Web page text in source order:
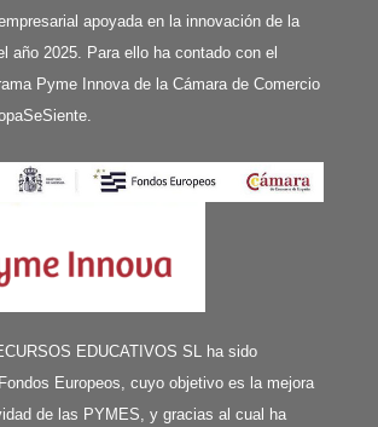
apoyada en la innovación de la
año 2025. Para ello ha contado con el
Pyme Innova de la Cámara de Comercio
EDUCATIVOS SL ha sido
Europeos, cuyo objetivo es la mejora
de las PYMES, y gracias al cual ha